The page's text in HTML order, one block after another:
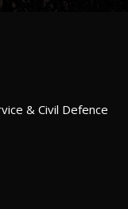
& Civil Defence